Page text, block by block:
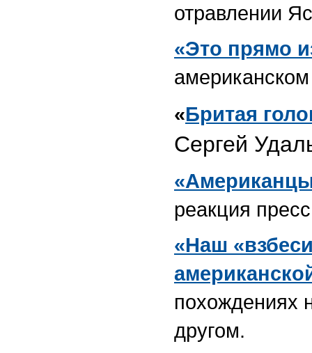
отравлении
«Это прямо
«Бритая
Сергей
реакция
«Наш
похождениях
другом.